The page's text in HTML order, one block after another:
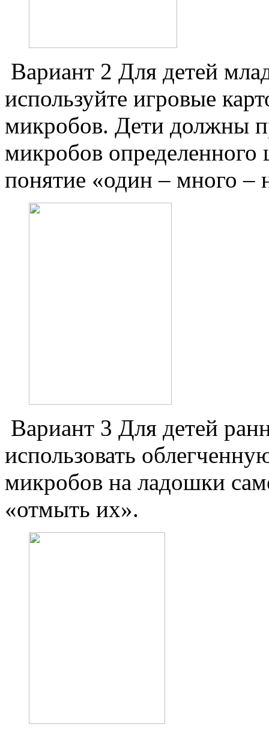
Вариант 2 Для детей
используйте игровые
микробов. Дети должны
микробов
понятие «один – много –
Вариант 3 Для детей
использовать
микробов на ладошки
«отмыть их».